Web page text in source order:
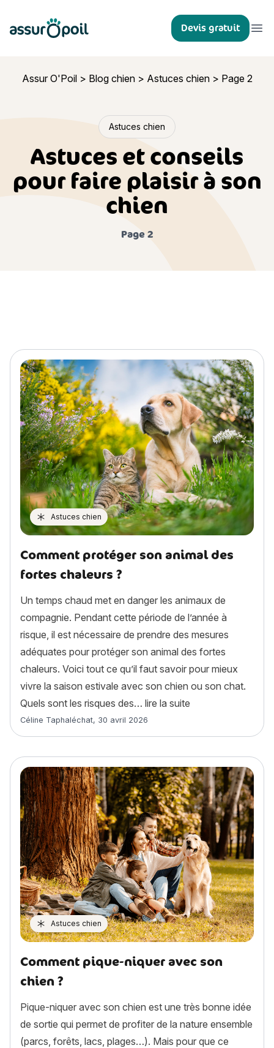
Assur O'Poil Devis gratuit
Assur O'Poil> Blog chien> Astuces chien> Page 2
Astuces chien
Astuces et conseils
pour faire plaisir à son
chien
Page 2
Astuces chien
Comment protéger son animal des
fortes chaleurs ?
Un temps chaud met en danger les animaux de
compagnie. Pendant cette période de l’année à
risque, il est nécessaire de prendre des mesures
adéquates pour protéger son animal des fortes
chaleurs. Voici tout ce qu’il faut savoir pour mieux
vivre la saison estivale avec son chien ou son chat.
Quels sont les risques des… lire la suite
Article rédigé par
Céline Taphaléchat, 30 avril 2026
Astuces chien
Comment pique-niquer avec son
chien ?
Pique-niquer avec son chien est une très bonne idée
de sortie qui permet de profiter de la nature ensemble
(parcs, forêts, lacs, plages…). Mais pour que ce